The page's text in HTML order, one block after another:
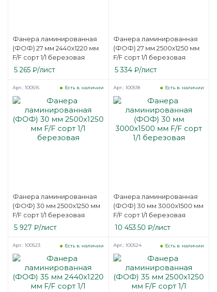
Фанера ламинированная
(ФОФ) 27 мм 2440х1220 мм
F/F сорт 1/1 березовая
5 265 ₽/лист
Фанера ламинированная
(ФОФ) 27 мм 2500х1250 мм
F/F сорт 1/1 березовая
5 334₽/лист
Фанера ламинированная
(ФОФ) 30 мм 2500х1250 мм
F/F сорт 1/1 березовая
Есть в наличии
Арт.: 100516
5 927 ₽/лист
Фанера ламинированная
(ФОФ) 30 мм 3000х1500 мм
F/F сорт 1/1 березовая
Есть в наличии
Арт.: 100518
10 453.50 ₽/лист
Есть в наличии
Арт.: 100523 Есть в наличии
Арт.: 100524